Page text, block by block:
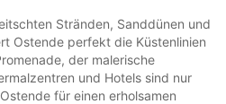
Stränden, Sanddünen und
Ostende perfekt die Küstenlinien
der malerische
und Hotels sind nur
für einen erholsamen